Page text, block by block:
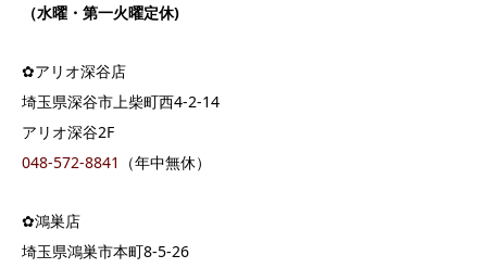
（水曜・第一火曜定休)
✿アリオ深谷店
埼玉県深谷市上柴町西4-2-14
アリオ深谷2F
048-572-8841
（年中無休）
✿鴻巣店
埼玉県鴻巣市本町8-5-26